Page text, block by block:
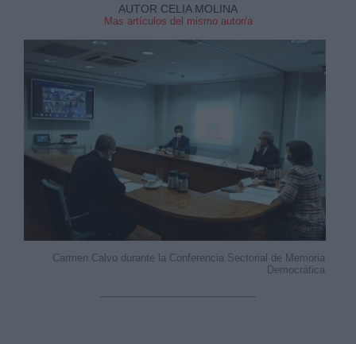
AUTOR CELIA MOLINA
Mas artículos del mismo autor/a
Carmen Calvo durante la Conferencia Sectorial de Memoria
Democrática